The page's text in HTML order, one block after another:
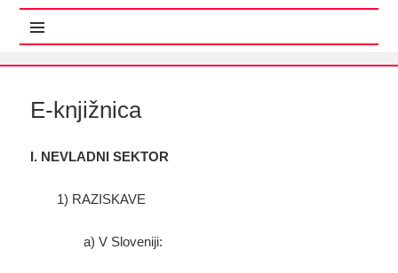
E-knjižnica
I. NEVLADNI SEKTOR
1) RAZISKAVE
a) V Sloveniji: